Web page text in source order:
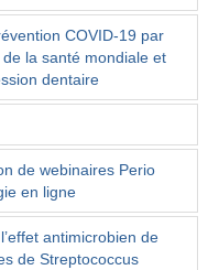
COVID-19 par
la santé mondiale et
dentaire
de webinaires Perio
en ligne
antimicrobien de
de Streptococcus